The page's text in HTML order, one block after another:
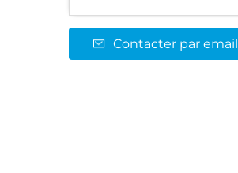
Contacter par email